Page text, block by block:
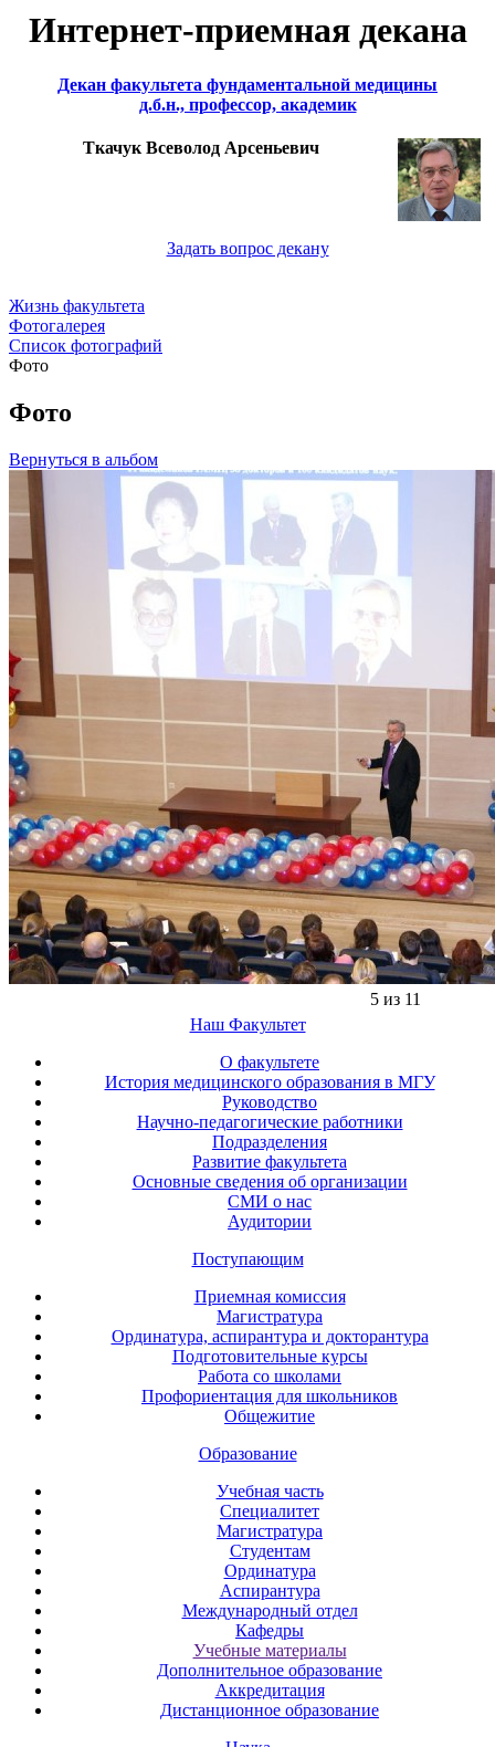
Интернет-приемная декана
Декан факультета фундаментальной медицины
д.б.н., профессор, академик
Ткачук Всеволод Арсеньевич
Задать вопрос декану
Жизнь факультета
Фотогалерея
Список фотографий
Фото
Фото
Вернуться в альбом
5 из 11
Наш Факультет
О факультете
История медицинского образования в МГУ
Руководство
Научно-педагогические работники
Подразделения
Развитие факультета
Основные сведения об организации
СМИ о нас
Аудитории
Поступающим
Приемная комиссия
Магистратура
Ординатура, аспирантура и докторантура
Подготовительные курсы
Работа со школами
Профориентация для школьников
Общежитие
Образование
Учебная часть
Специалитет
Магистратура
Студентам
Ординатура
Аспирантура
Международный отдел
Кафедры
Учебные материалы
Дополнительное образование
Аккредитация
Дистанционное образование